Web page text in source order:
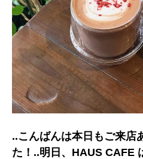
..こんばんは︎本日もご来店
た！..明日、HAUS CAFE